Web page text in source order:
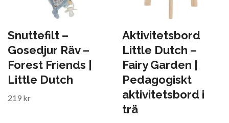
Snuttefilt –
Gosedjur Räv –
Forest Friends |
Little Dutch
219 kr
Aktivitetsbord
Little Dutch –
Fairy Garden |
Pedagogiskt
aktivitetsbord i
trä